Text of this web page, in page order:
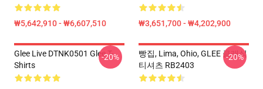
₩5,642,910 - ₩6,607,510 ₩3,651,700 - ₩4,202,900
Glee Live DTNK0501 Glee T-
Shirts
-20%
빵집, Lima, Ohio, GLEE 클래식
티셔츠 RB2403
-20%